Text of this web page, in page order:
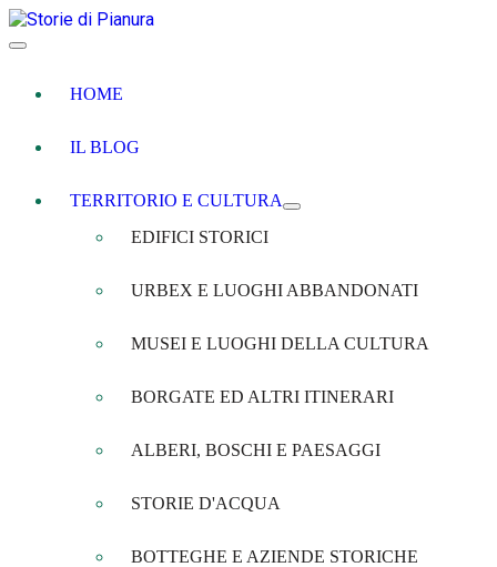
HOME
IL BLOG
TERRITORIO E CULTURA
EDIFICI STORICI
URBEX E LUOGHI ABBANDONATI
MUSEI E LUOGHI DELLA CULTURA
BORGATE ED ALTRI ITINERARI
ALBERI, BOSCHI E PAESAGGI
STORIE D'ACQUA
BOTTEGHE E AZIENDE STORICHE